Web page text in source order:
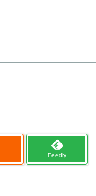
Feedly